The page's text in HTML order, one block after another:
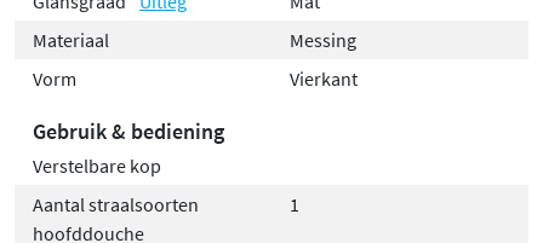
je nu kiest voor een strakke matte afwerking of een
glanzende chromen look, je kunt rekenen op jarenlang
gebruiksplezier.
Materiaal
Messing
Vorm
Vierkant
Gebruik & bediening
Verstelbare kop
Aantal straalsoorten
hoofddouche
1